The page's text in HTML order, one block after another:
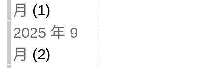
月 (1)
2025 年 9
月 (2)